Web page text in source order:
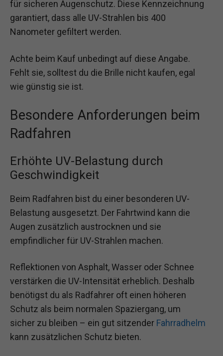
für sicheren Augenschutz. Diese Kennzeichnung
garantiert, dass alle UV-Strahlen bis 400
Nanometer gefiltert werden.
Achte beim Kauf unbedingt auf diese Angabe.
Fehlt sie, solltest du die Brille nicht kaufen, egal
wie günstig sie ist.
Besondere Anforderungen beim
Radfahren
Erhöhte UV-Belastung durch
Geschwindigkeit
Beim Radfahren bist du einer besonderen UV-
Belastung ausgesetzt. Der Fahrtwind kann die
Augen zusätzlich austrocknen und sie
empfindlicher für UV-Strahlen machen.
Reflektionen von Asphalt, Wasser oder Schnee
verstärken die UV-Intensität erheblich. Deshalb
benötigst du als Radfahrer oft einen höheren
Schutz als beim normalen Spaziergang, um
sicher zu bleiben – ein gut sitzender Fahrradhelm
kann zusätzlichen Schutz bieten.